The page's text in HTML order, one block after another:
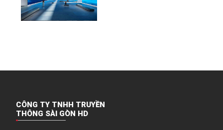
CÔNG TY TNHH TRUYỀN
THÔNG SÀI GÒN HD